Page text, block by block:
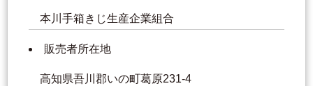
本川手箱きじ生産企業組合
販売者所在地
高知県吾川郡いの町葛原231-4